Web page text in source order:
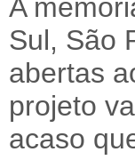
A
Sul, São
abertas
projeto
acaso